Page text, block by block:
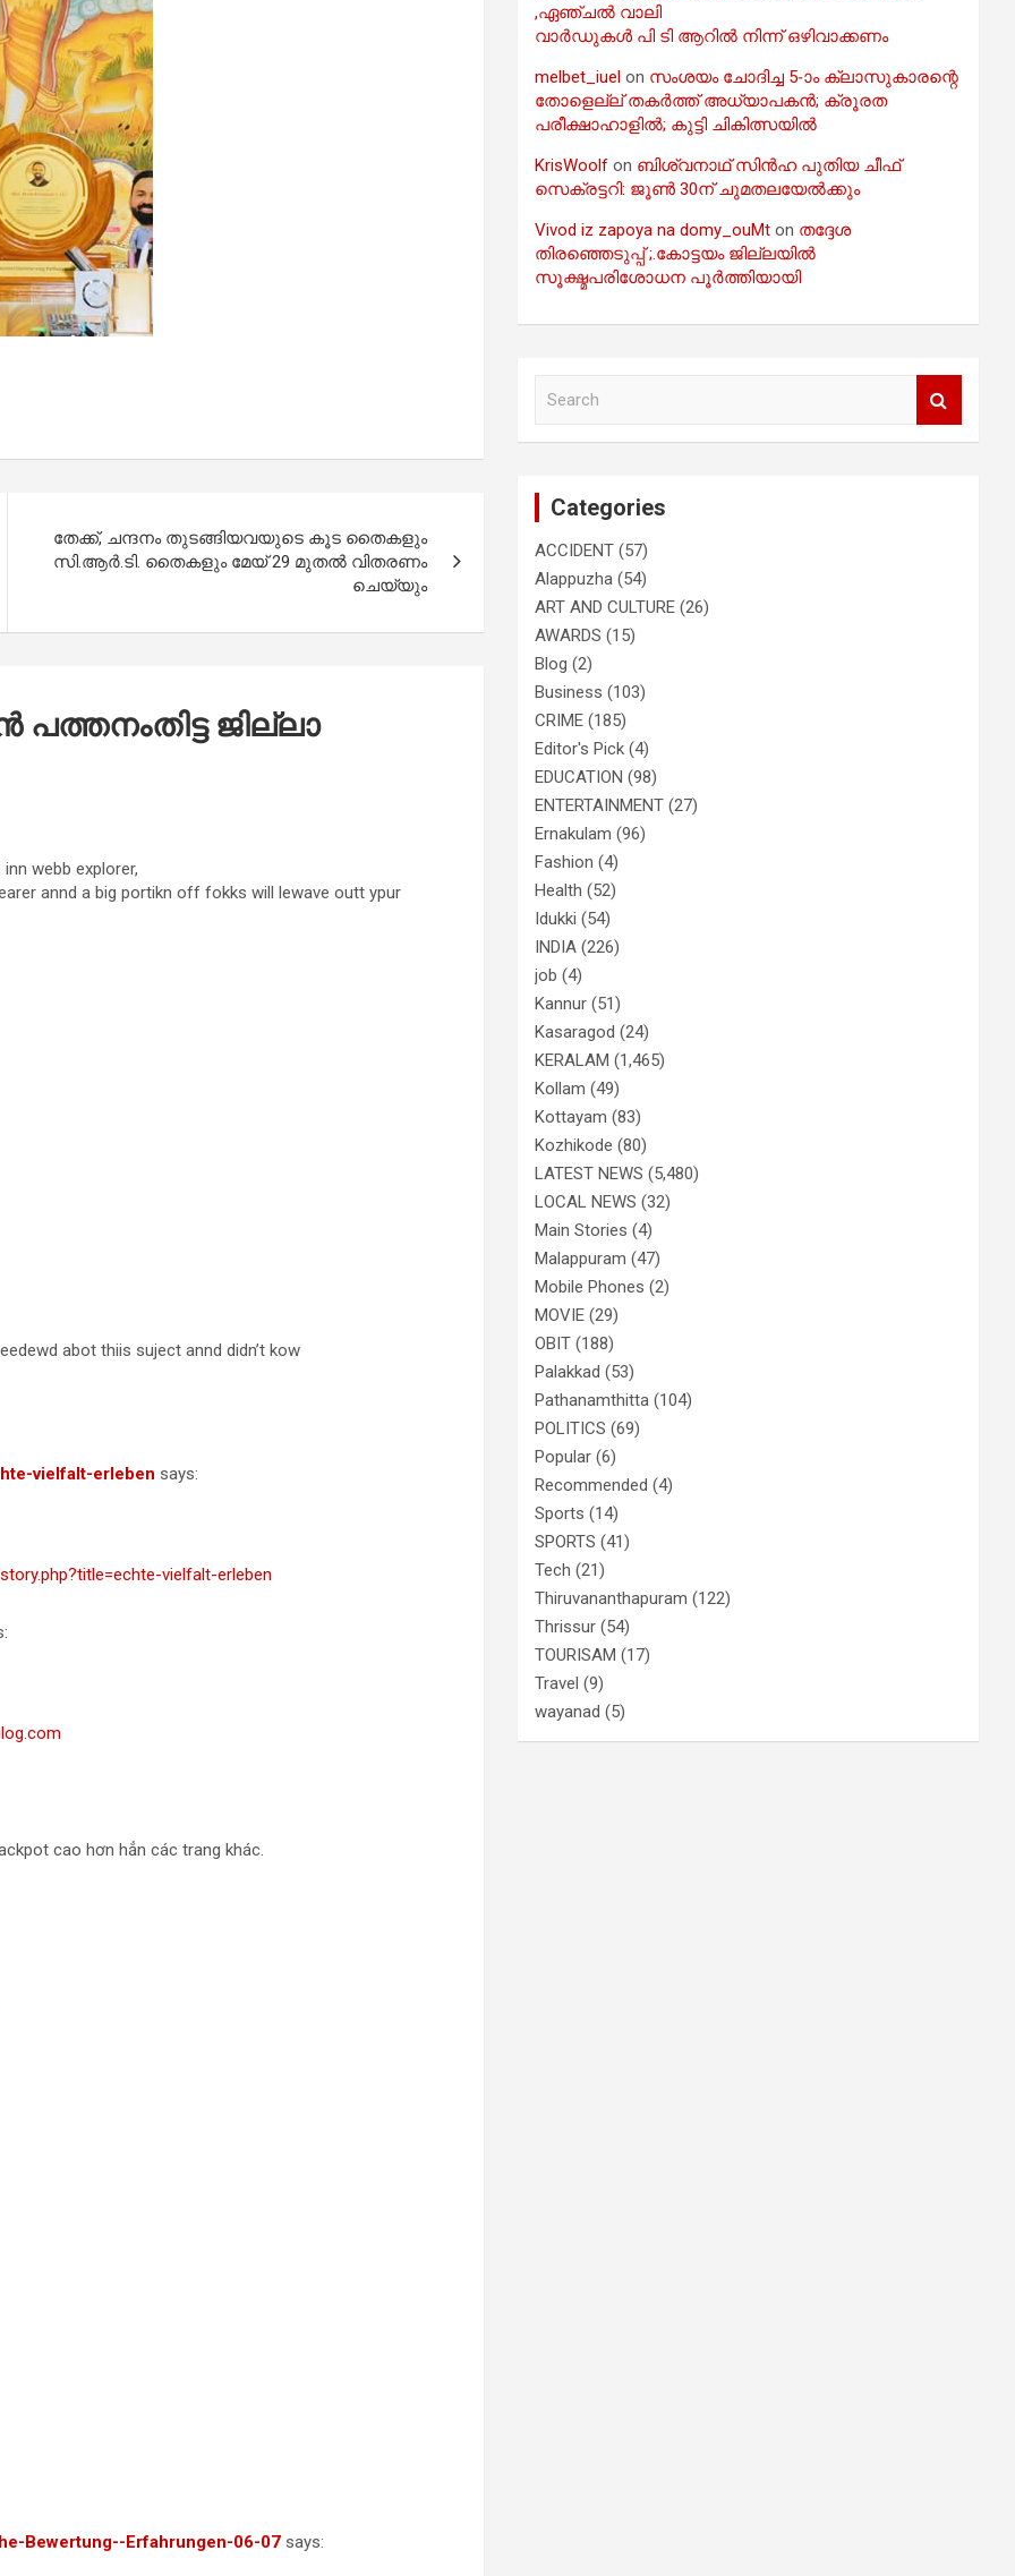
തേക്ക്, ചന്ദനം തുടങ്ങിയവയുടെ കൂട തൈകളും
സി.ആർ.ടി. തൈകളും മേയ് 29 മുതൽ വിതരണം
ചെയ്യും
ജില്ലാ
webb explorer,
annd a big portikn off fokks will lewave outt ypur
abot thiis suject annd didn’t kow
vielfalt-erleben says:
vielfalt-erleben
cao hơn hẳn các trang khác.
Bewertung--Erfahrungen-06-07 says:
,ഏഞ്ചൽ വാലി
വാർഡുകൾ പി ടി ആറിൽ നിന്ന് ഒഴിവാക്കണം
melbet_iuel on സംശയം ചോദിച്ച 5-ാം ക്ലാസുകാരന്റെ
തോളെല്ല് തകർത്ത് അധ്യാപകൻ; ക്രൂരത
പരീക്ഷാഹാളിൽ; കുട്ടി ചികിത്സയിൽ
KrisWoolf on ബിശ്വനാഥ് സിൻഹ പുതിയ ചീഫ്
സെക്രട്ടറി: ജൂൺ 30ന് ചുമതലയേൽക്കും
Vivod iz zapoya na domy_ouMt on തദ്ദേശ
തിരഞ്ഞെടുപ്പ് ;.കോട്ടയം ജില്ലയിൽ
സൂക്ഷ്മപരിശോധന പൂർത്തിയായി
Categories
ACCIDENT (57)
Alappuzha (54)
ART AND CULTURE (26)
AWARDS (15)
Blog (2)
Business (103)
CRIME (185)
Editor's Pick (4)
EDUCATION (98)
ENTERTAINMENT (27)
Ernakulam (96)
Fashion (4)
Health (52)
Idukki (54)
INDIA (226)
job (4)
Kannur (51)
Kasaragod (24)
KERALAM (1,465)
Kollam (49)
Kottayam (83)
Kozhikode (80)
LATEST NEWS (5,480)
LOCAL NEWS (32)
Main Stories (4)
Malappuram (47)
Mobile Phones (2)
MOVIE (29)
OBIT (188)
Palakkad (53)
Pathanamthitta (104)
POLITICS (69)
Popular (6)
Recommended (4)
Sports (14)
SPORTS (41)
Tech (21)
Thiruvananthapuram (122)
Thrissur (54)
TOURISAM (17)
Travel (9)
wayanad (5)